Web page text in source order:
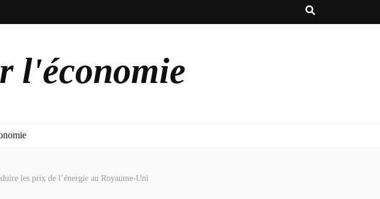
l'économie
les prix de l’énergie au Royaume-Uni